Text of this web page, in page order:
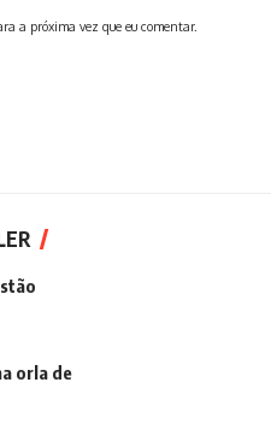
a próxima vez que eu comentar.
orla de